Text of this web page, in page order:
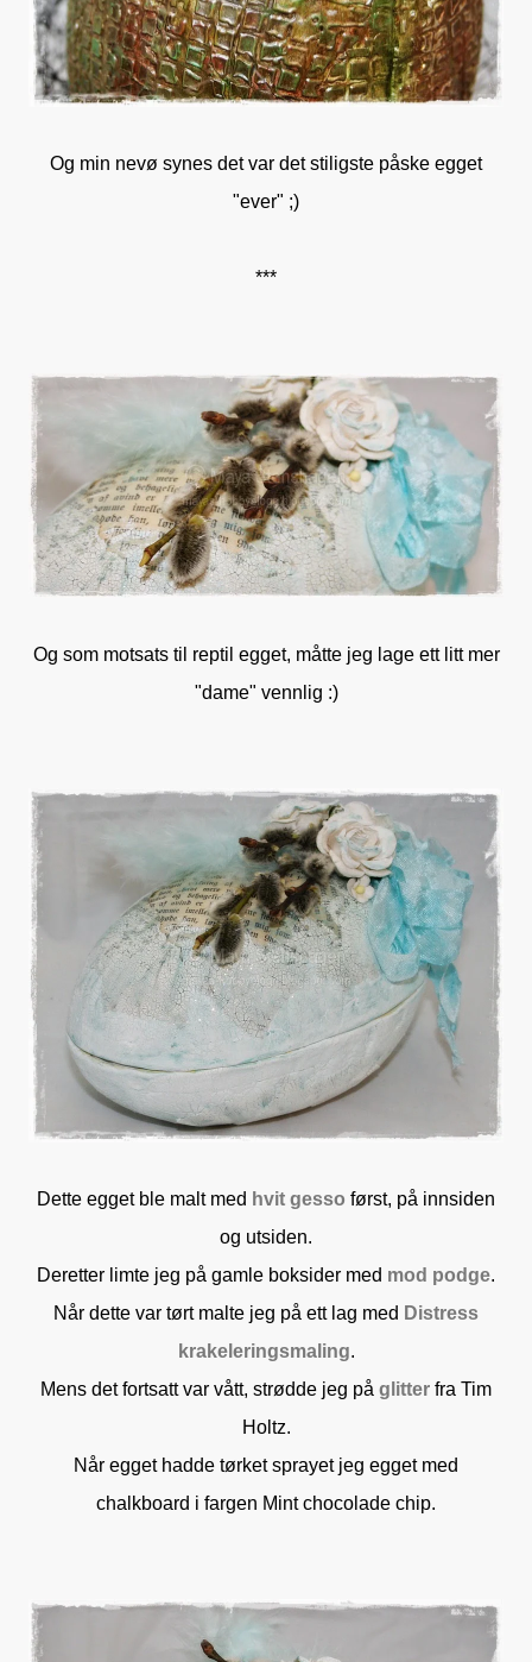
Og min nevø synes det var det stiligste påske egget
"ever" ;)
***
Og som motsats til reptil egget, måtte jeg lage ett litt mer
"dame" vennlig :)
Dette egget ble malt med hvit gesso først, på innsiden
og utsiden.
Deretter limte jeg på gamle boksider med mod podge.
Når dette var tørt malte jeg på ett lag med Distress
krakeleringsmaling.
Mens det fortsatt var vått, strødde jeg på glitter fra Tim
Holtz.
Når egget hadde tørket sprayet jeg egget med
chalkboard i fargen Mint chocolade chip.